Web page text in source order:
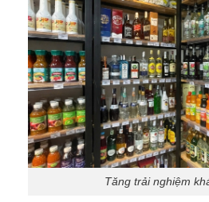
Tăng trải nghiệm